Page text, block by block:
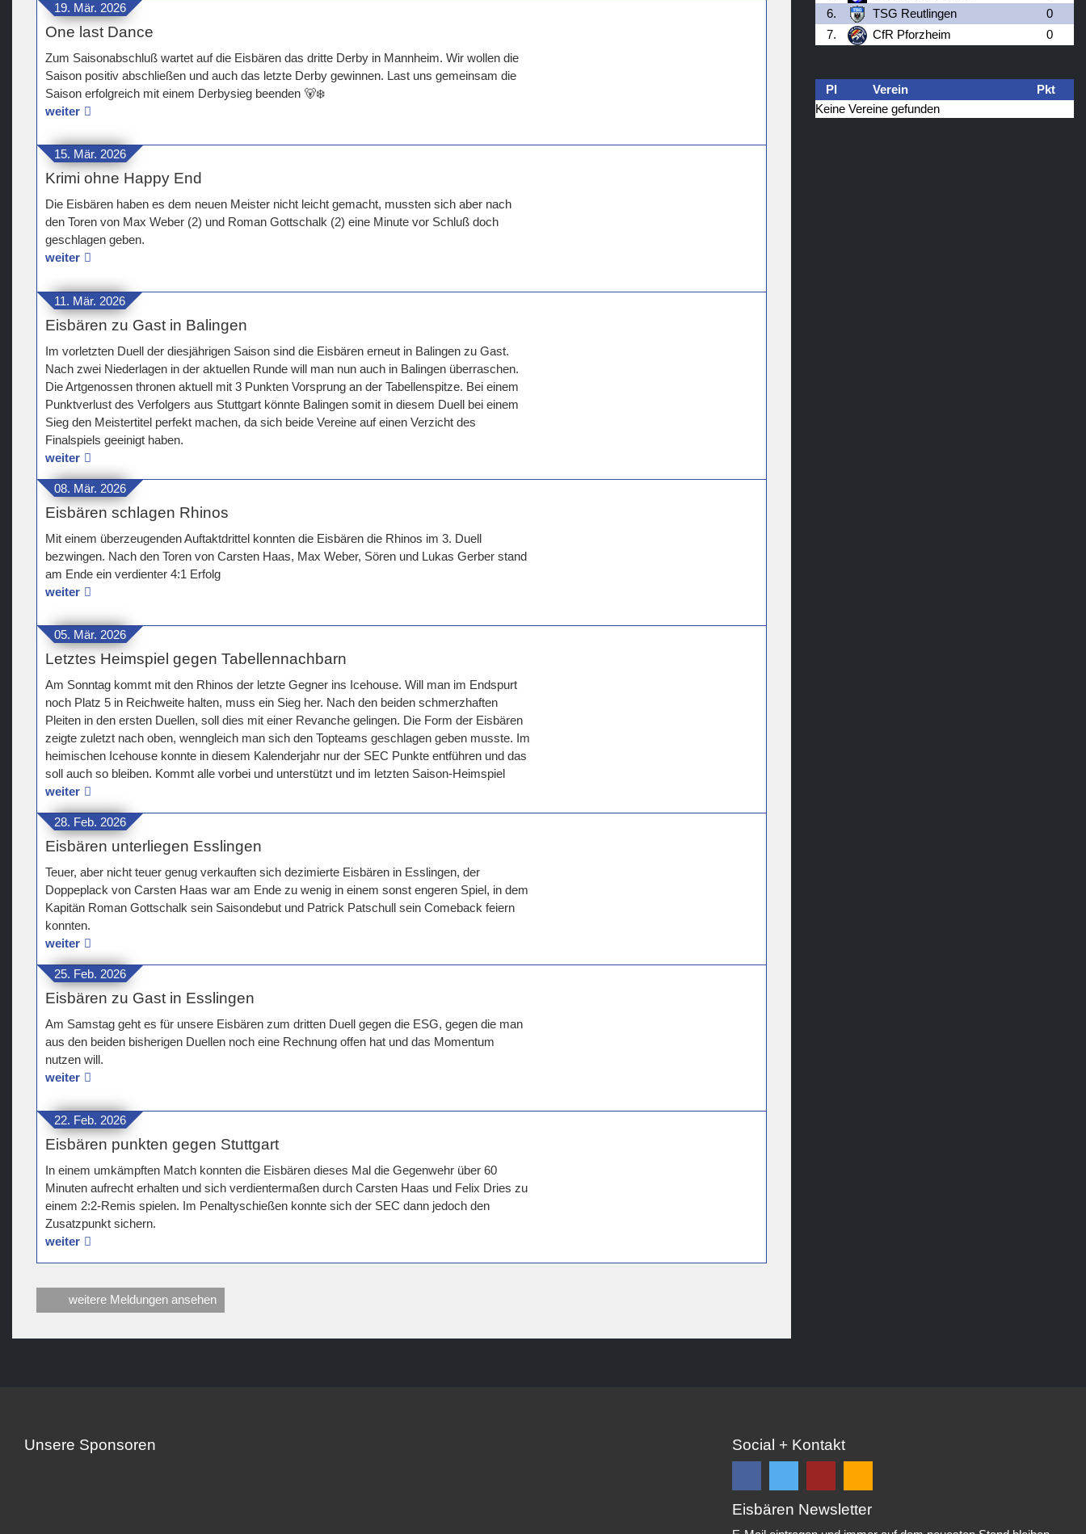
19. Mär. 2026
One last Dance
Zum Saisonabschluß wartet auf die Eisbären das dritte Derby in Mannheim. Wir wollen die
Saison positiv abschließen und auch das letzte Derby gewinnen. Last uns gemeinsam die
Saison erfolgreich mit einem Derbysieg beenden 🐻‍❄️
weiter
15. Mär. 2026
Krimi ohne Happy End
Die Eisbären haben es dem neuen Meister nicht leicht gemacht, mussten sich aber nach
den Toren von Max Weber (2) und Roman Gottschalk (2) eine Minute vor Schluß doch
geschlagen geben.
weiter
11. Mär. 2026
Eisbären zu Gast in Balingen
Im vorletzten Duell der diesjährigen Saison sind die Eisbären erneut in Balingen zu Gast.
Nach zwei Niederlagen in der aktuellen Runde will man nun auch in Balingen überraschen.
Die Artgenossen thronen aktuell mit 3 Punkten Vorsprung an der Tabellenspitze. Bei einem
Punktverlust des Verfolgers aus Stuttgart könnte Balingen somit in diesem Duell bei einem
Sieg den Meistertitel perfekt machen, da sich beide Vereine auf einen Verzicht des
Finalspiels geeinigt haben.
weiter
08. Mär. 2026
Eisbären schlagen Rhinos
Mit einem überzeugenden Auftaktdrittel konnten die Eisbären die Rhinos im 3. Duell
bezwingen. Nach den Toren von Carsten Haas, Max Weber, Sören und Lukas Gerber stand
am Ende ein verdienter 4:1 Erfolg
weiter
05. Mär. 2026
Letztes Heimspiel gegen Tabellennachbarn
Am Sonntag kommt mit den Rhinos der letzte Gegner ins Icehouse. Will man im Endspurt
noch Platz 5 in Reichweite halten, muss ein Sieg her. Nach den beiden schmerzhaften
Pleiten in den ersten Duellen, soll dies mit einer Revanche gelingen. Die Form der Eisbären
zeigte zuletzt nach oben, wenngleich man sich den Topteams geschlagen geben musste. Im
heimischen Icehouse konnte in diesem Kalenderjahr nur der SEC Punkte entführen und das
soll auch so bleiben. Kommt alle vorbei und unterstützt und im letzten Saison-Heimspiel
weiter
28. Feb. 2026
Eisbären unterliegen Esslingen
Teuer, aber nicht teuer genug verkauften sich dezimierte Eisbären in Esslingen, der
Doppeplack von Carsten Haas war am Ende zu wenig in einem sonst engeren Spiel, in dem
Kapitän Roman Gottschalk sein Saisondebut und Patrick Patschull sein Comeback feiern
konnten.
weiter
25. Feb. 2026
Eisbären zu Gast in Esslingen
Am Samstag geht es für unsere Eisbären zum dritten Duell gegen die ESG, gegen die man
aus den beiden bisherigen Duellen noch eine Rechnung offen hat und das Momentum
nutzen will.
weiter
22. Feb. 2026
Eisbären punkten gegen Stuttgart
In einem umkämpften Match konnten die Eisbären dieses Mal die Gegenwehr über 60
Minuten aufrecht erhalten und sich verdientermaßen durch Carsten Haas und Felix Dries zu
einem 2:2-Remis spielen. Im Penaltyschießen konnte sich der SEC dann jedoch den
Zusatzpunkt sichern.
weiter
weitere Meldungen ansehen
6.
TSG Reutlingen
0
7.
CfR Pforzheim 0
Pl Verein
Pkt
Keine Vereine gefunden
Unsere Sponsoren Social + Kontakt
Folge Folge EC
Falls
Eisbären Newsletter